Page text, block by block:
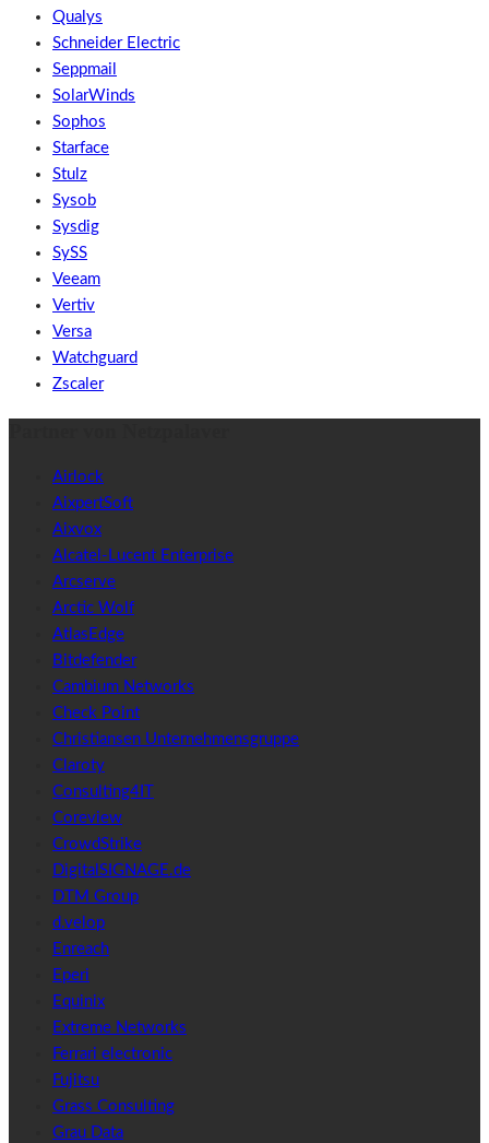
Qualys
Schneider Electric
Seppmail
SolarWinds
Sophos
Starface
Stulz
Sysob
Sysdig
SySS
Veeam
Vertiv
Versa
Watchguard
Zscaler
Airlock
AixpertSoft
Aixvox
Alcatel-Lucent Enterprise
Arcserve
Arctic Wolf
AtlasEdge
Bitdefender
Cambium Networks
Check Point
Christiansen Unternehmensgruppe
Claroty
Consulting4IT
Coreview
CrowdStrike
DigitalSIGNAGE.de
DTM Group
d.velop
Enreach
Eperi
Equinix
Extreme Networks
Ferrari electronic
Fujitsu
Grass Consulting
Grau Data